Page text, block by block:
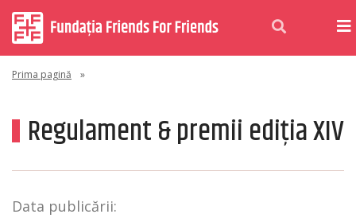
Prima pagină »
Regulament & premii ediția XIV
Data publicării: